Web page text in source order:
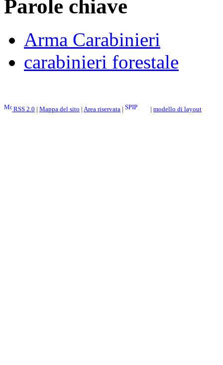
Parole chiave
Arma Carabinieri
carabinieri forestale
RSS 2.0 | Mappa del sito | Area riservata | | modello di layout